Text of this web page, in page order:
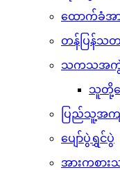
ထောက်ခံအာ
တန်ပြန်သတ
သကသအကွဲ
သူတို့ပ
ပြည်သူ့အက
ပျော်ပွဲရွှင်ပွဲ
အားကစား